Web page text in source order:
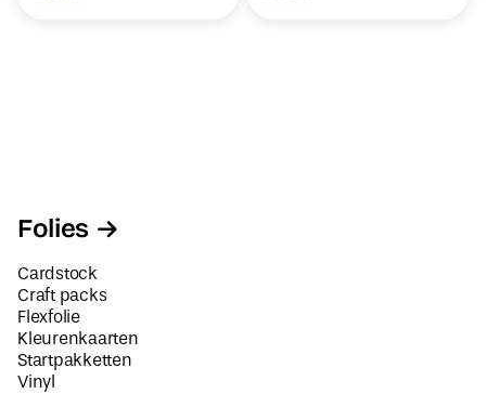
Folies
Cardstock
Craft packs
Flexfolie
Kleurenkaarten
Startpakketten
Vinyl